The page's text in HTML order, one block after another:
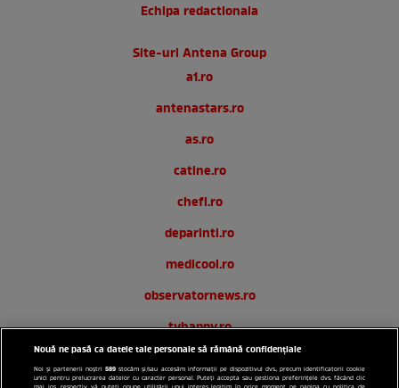
Echipa redactionala
Site-uri Antena Group
a1.ro
antenastars.ro
as.ro
catine.ro
chefi.ro
deparinti.ro
medicool.ro
observatornews.ro
tvhappy.ro
useit.ro
Nouă ne pasă ca datele tale personale să rămână confidențiale
Noi și partenerii noștri589 stocăm și/sau accesăm informații pe dispozitivul dvs., precum identificatorii cookie
unici pentru prelucrarea datelor cu caracter personal. Puteți accepta sau gestiona preferințele dvs. făcând clic